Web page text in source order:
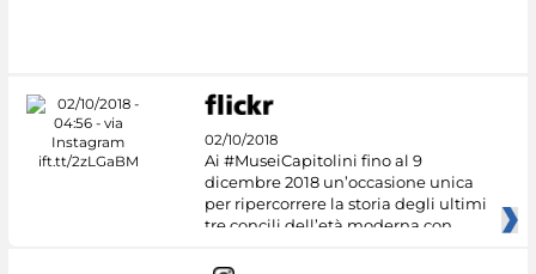
02/10/2018
Ai #MuseiCapitolini fino al 9
dicembre 2018 un’occasione unica
per ripercorrere la storia degli ultimi
tre concili dell’età moderna con